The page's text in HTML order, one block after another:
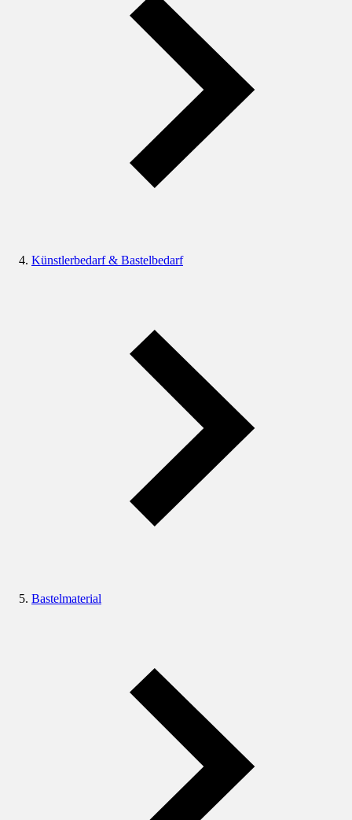
Künstlerbedarf & Bastelbedarf
Bastelmaterial